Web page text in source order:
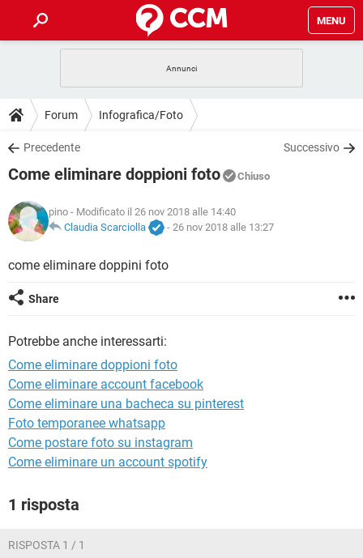
MENU
INTRATTENIMENTO ANDROID
iOS
INSTAGRAM WHATSAPP
TIKTOK
HARDWARE
GUIDE
COVID-19
INSTAGRAM WHATSAPP
TIKTOK
HARDWARE
DOWNLOAD
COVID-19 GAMING
INTRATTENIMENTO
iOS WINDOWS 10
INSTAGRAM
COVID-19 GAMING
INTRATTENIMENTO
iOS
INSTAGRAM
GLOSSARIO
COVID-19
INSTAGRAM
TIKTOK
Forum Infografica/Foto
Precedente Successivo
Come eliminare doppioni foto Chiuso
pino - Modificato il 26 nov 2018 alle 14:40
Claudia Scarciolla
- 26 nov 2018 alle 13:27
come eliminare doppini foto
Share
Potrebbe anche interessarti:
Come eliminare doppioni foto
Come eliminare account facebook
Come eliminare una bacheca su pinterest
Foto temporanee whatsapp
Come postare foto su instagram
Come eliminare un account spotify
1 risposta
RISPOSTA 1 / 1